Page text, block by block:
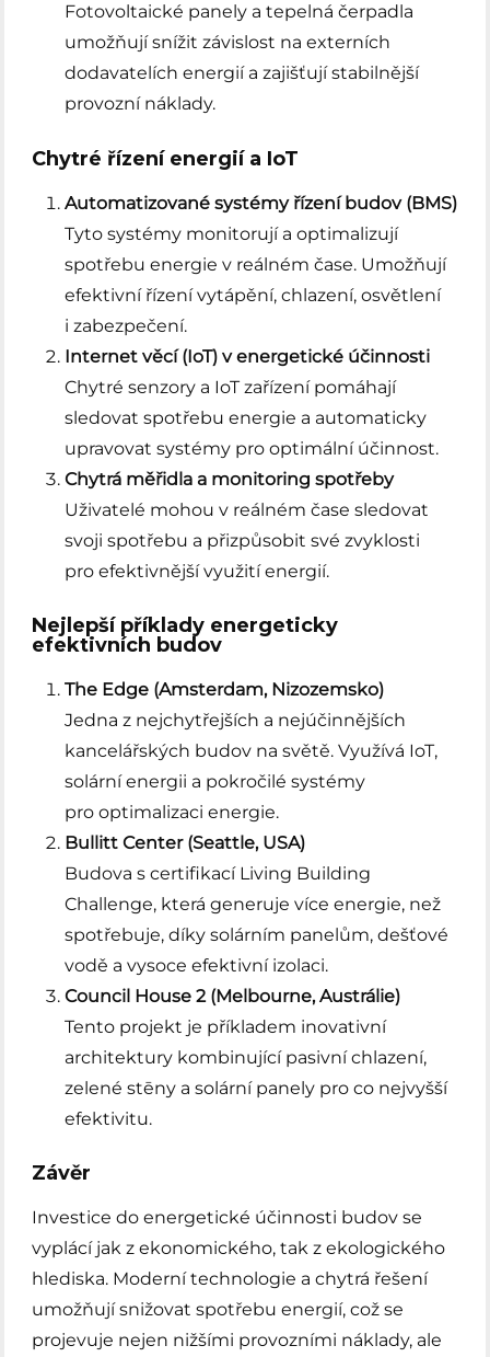
Fotovoltaické panely a tepelná čerpadla
umožňují snížit závislost na externích
dodavatelích energií a zajišťují stabilnější
provozní náklady.
Chytré řízení energií a IoT
Automatizované systémy řízení budov (BMS)
Tyto systémy monitorují a optimalizují
spotřebu energie v reálném čase. Umožňují
efektivní řízení vytápění, chlazení, osvětlení
i zabezpečení.
Internet věcí (IoT) v energetické účinnosti
Chytré senzory a IoT zařízení pomáhají
sledovat spotřebu energie a automaticky
upravovat systémy pro optimální účinnost.
Chytrá měřidla a monitoring spotřeby
Uživatelé mohou v reálném čase sledovat
svoji spotřebu a přizpůsobit své zvyklosti
pro efektivnější využití energií.
Nejlepší příklady energeticky
efektivních budov
The Edge (Amsterdam, Nizozemsko)
Jedna z nejchytřejších a nejúčinnějších
kancelářských budov na světě. Využívá IoT,
solární energii a pokročilé systémy
pro optimalizaci energie.
Bullitt Center (Seattle, USA)
Budova s certifikací Living Building
Challenge, která generuje více energie, než
spotřebuje, díky solárním panelům, dešťové
vodě a vysoce efektivní izolaci.
Council House 2 (Melbourne, Austrálie)
Tento projekt je příkladem inovativní
architektury kombinující pasivní chlazení,
zelené stēny a solární panely pro co nejvyšší
efektivitu.
Závěr
Investice do energetické účinnosti budov se
vyplácí jak z ekonomického, tak z ekologického
hlediska. Moderní technologie a chytrá řešení
umožňují snižovat spotřebu energií, což se
projevuje nejen nižšími provozními náklady, ale